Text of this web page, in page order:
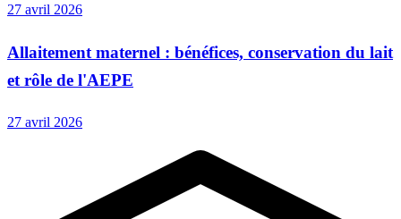
27 avril 2026
Allaitement maternel : bénéfices, conservation du lait
et rôle de l'AEPE
27 avril 2026